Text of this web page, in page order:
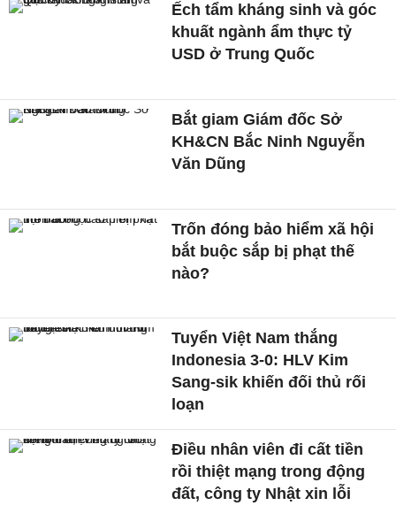
Ếch tẩm kháng sinh và góc
khuất ngành ẩm thực tỷ
USD ở Trung Quốc
Bắt giam Giám đốc Sở
KH&CN Bắc Ninh Nguyễn
Văn Dũng
Trốn đóng bảo hiểm xã hội
bắt buộc sắp bị phạt thế
nào?
Tuyển Việt Nam thắng
Indonesia 3-0: HLV Kim
Sang-sik khiến đối thủ rối
loạn
Điều nhân viên đi cất tiền
rồi thiệt mạng trong động
đất, công ty Nhật xin lỗi